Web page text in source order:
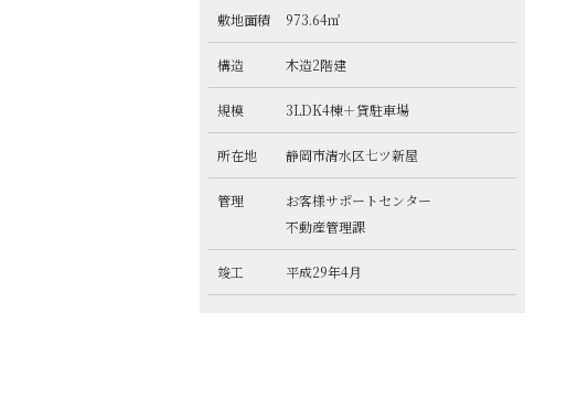
敷地面積 973.64㎡
構造 木造2階建
規模 3LDK4棟＋貸駐車場
所在地 静岡市清水区七ツ新屋
管理
お客様サポートセンター
不動産管理課
竣工 平成29年4月